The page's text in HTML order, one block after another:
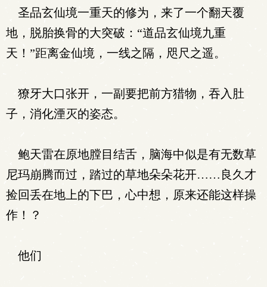
圣品玄仙境一重天的修为，来了一个翻天覆
地，脱胎换骨的大突破：“道品玄仙境九重
天！”距离金仙境，一线之隔，咫尺之遥。
獠牙大口张开，一副要把前方猎物，吞入肚
子，消化湮灭的姿态。
鲍天雷在原地膛目结舌，脑海中似是有无数草
尼玛崩腾而过，踏过的草地朵朵花开……良久才
捡回丢在地上的下巴，心中想，原来还能这样操
作！？
他们